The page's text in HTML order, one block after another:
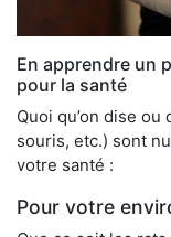
En apprendre un
pour la santé
Quoi qu’on dise
souris, etc.) sont
votre santé :
Pour votre